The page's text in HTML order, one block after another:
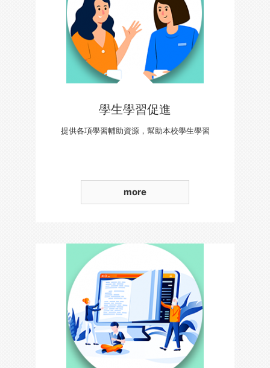
學生學習促進
提供各項學習輔助資源，幫助本校學生學習
more